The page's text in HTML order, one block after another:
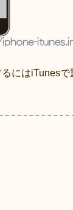
にはiTunes